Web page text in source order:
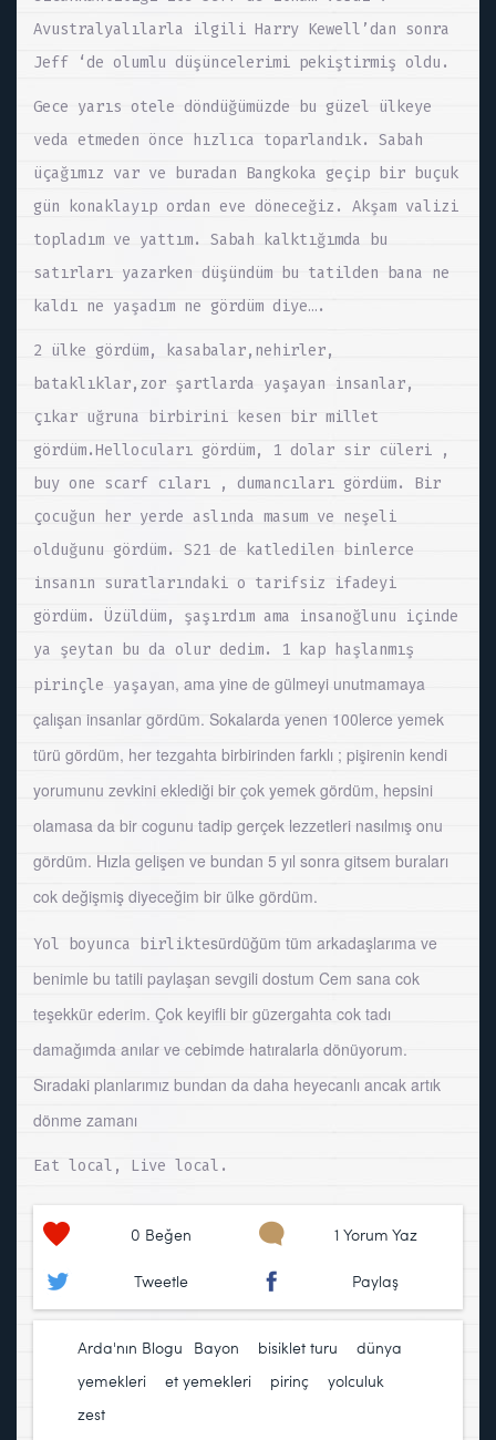
Avustralyalılarla ilgili Harry Kewell’dan sonra
Jeff ‘de olumlu düşüncelerimi pekiştirmiş oldu.
Gece yarıs otele döndüğümüzde bu güzel ülkeye
veda etmeden önce hızlıca toparlandık. Sabah
üçağımız var ve buradan Bangkoka geçip bir buçuk
gün konaklayıp ordan eve döneceğiz. Akşam valizi
topladım ve yattım. Sabah kalktığımda bu
satırları yazarken düşündüm bu tatilden bana ne
kaldı ne yaşadım ne gördüm diye….
2 ülke gördüm, kasabalar,nehirler,
bataklıklar,zor şartlarda yaşayan insanlar,
çıkar uğruna birbirini kesen bir millet
gördüm.Hellocuları gördüm, 1 dolar sir cüleri ,
buy one scarf cıları , dumancıları gördüm. Bir
çocuğun her yerde aslında masum ve neşeli
olduğunu gördüm. S21 de katledilen binlerce
insanın suratlarındaki o tarifsiz ifadeyi
gördüm. Üzüldüm, şaşırdım ama insanoğlunu içinde
ya şeytan bu da olur dedim. 1 kap haşlanmış
pirinçle yaşayan, ama yine de gülmeyi unutmamaya
çalışan insanlar gördüm. Sokalarda yenen 100lerce yemek
türü gördüm, her tezgahta birbirinden farklı ; pişirenin kendi
yorumunu zevkini eklediği bir çok yemek gördüm, hepsini
olamasa da bir cogunu tadip gerçek lezzetleri nasılmış onu
gördüm. Hızla gelişen ve bundan 5 yıl sonra gitsem buraları
cok değişmiş diyeceğim bir ülke gördüm.
Yol boyunca birliktesürdüğüm tüm arkadaşlarıma ve
benimle bu tatili paylaşan sevgili dostum Cem sana cok
teşekkür ederim. Çok keyifli bir güzergahta cok tadı
damağımda anılar ve cebimde hatıralarla dönüyorum.
Sıradaki planlarımız bundan da daha heyecanlı ancak artık
dönme zamanı
Eat local, Live local.
0 Beğen 1 Yorum Yaz
Tweetle Paylaş
Arda'nın Blogu Bayon bisiklet turu
dünya
yemekleri
et yemekleri pirinç yolculuk
zest